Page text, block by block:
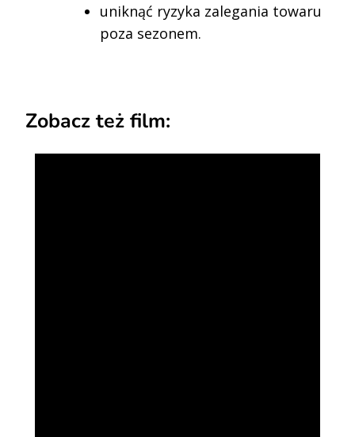
uniknąć ryzyka zalegania towaru
poza sezonem.
Zobacz też film: